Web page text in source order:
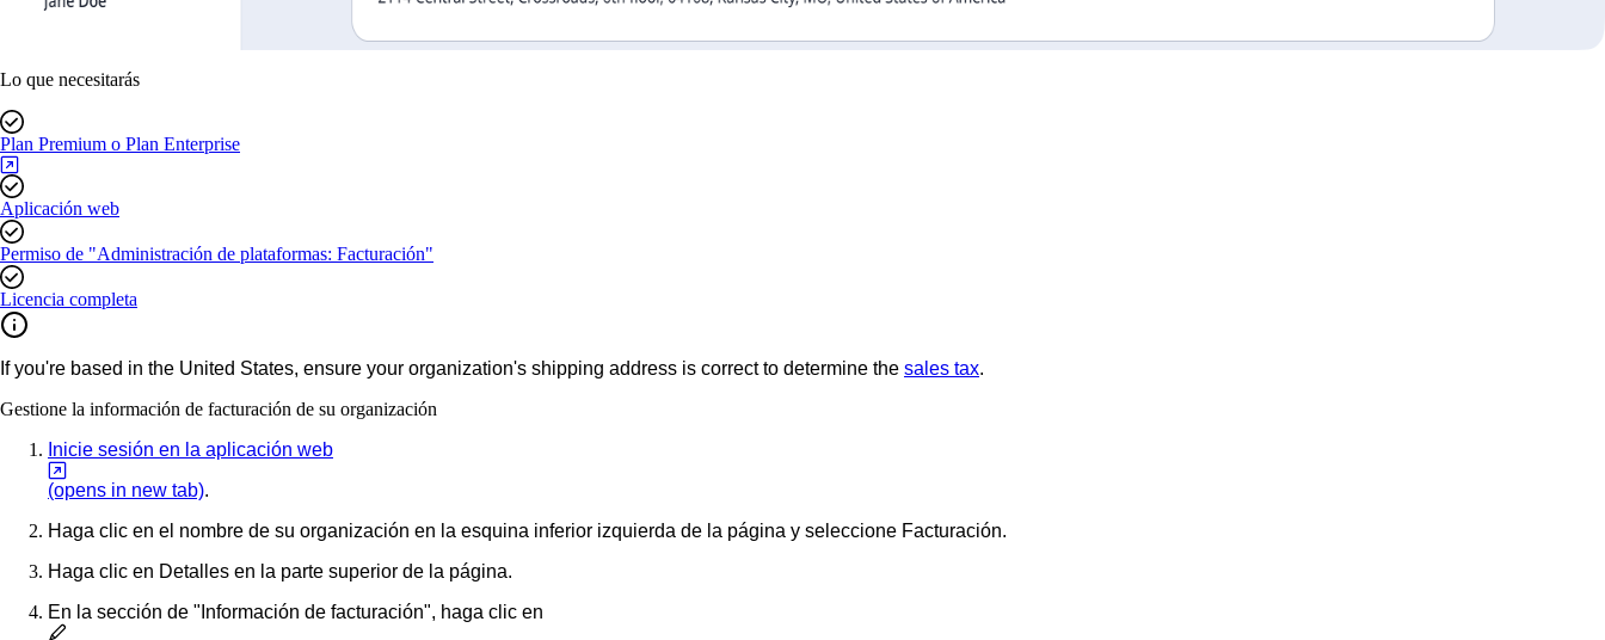
Lo que necesitarás
Plan Premium o Plan Enterprise
Aplicación web
Permiso de "Administración de plataformas: Facturación"
Licencia completa
If you're based in the United States, ensure your organization's shipping address is correct to determine the sales tax.
Gestione la información de facturación de su organización
Inicie sesión en la aplicación web
(opens in new tab).
Haga clic en el nombre de su organización en la esquina inferior izquierda de la página y seleccione Facturación.
Haga clic en Detalles en la parte superior de la página.
En la sección de "Información de facturación", haga clic en